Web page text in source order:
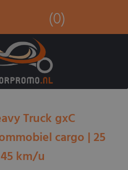
(0)
Truck gxC
cargo | 25
km/u